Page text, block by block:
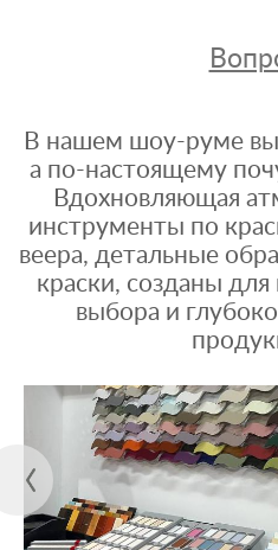
В нашем шоу-руме вы
а по-настоящему
Вдохновляющая
инструменты по
веера, детальные
краски, созданы для
выбора и